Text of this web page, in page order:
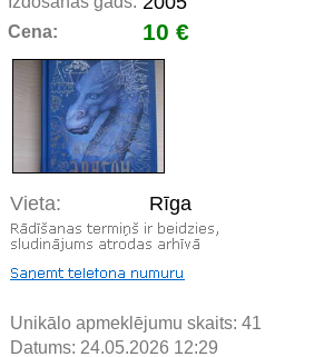
Cena: 10 €
Vieta: Rīga
Unikālo apmeklējumu skaits: 41
Datums: 24.05.2026 12:29